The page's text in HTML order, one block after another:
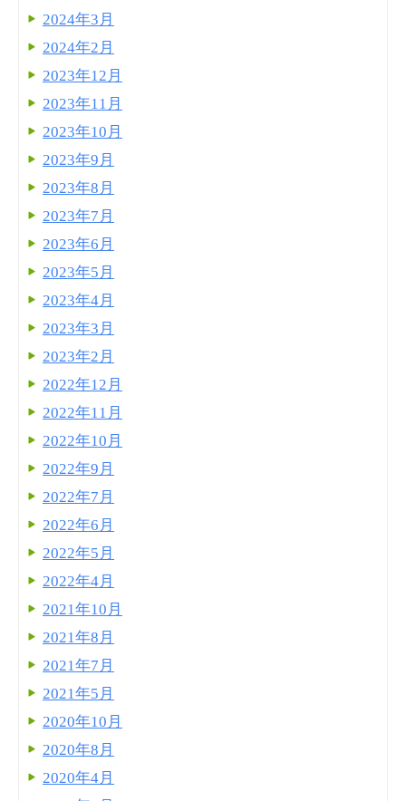
2024年3月
2024年2月
2023年12月
2023年11月
2023年10月
2023年9月
2023年8月
2023年7月
2023年6月
2023年5月
2023年4月
2023年3月
2023年2月
2022年12月
2022年11月
2022年10月
2022年9月
2022年7月
2022年6月
2022年5月
2022年4月
2021年10月
2021年8月
2021年7月
2021年5月
2020年10月
2020年8月
2020年4月